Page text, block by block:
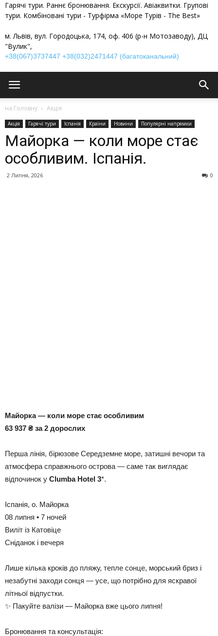
Гарячі тури. Раннє бронювання. Екскурсії. Авіаквитки. Групові
тури. Комбіновані тури - Турфірма «Море Турів - The Best»
м. Львів, вул. Городоцька, 174, оф. 406 (р-н Мотозаводу), ДЦ
"Вулик",
+38(067)3737447 +38(032)2471447 (багатоканальний)
на Головну Акція
Акція Гарячі тури Іспанія Країни Новини Популярні напрямки
Майорка — коли море стає
особливим. Іспанія.
2 Липня, 2026 0
Майорка — коли море стає особливим
63 937 ₴ за 2 дорослих
Перша лінія, бірюзове Середземне море, затишні вечори та
атмосфера справжнього острова — саме так виглядає
відпочинок у Clumba Hotel 3*.
Іспанія, о. Майорка
08 липня • 7 ночей
Виліт із Катовіце
Сніданок і вечеря
Лише кілька кроків до пляжу, тепле сонце, морський бриз і
незабутні заходи сонця — усе, що потрібно для яскравої
літньої відпустки.
✨ Пакуйте валізи — Майорка вже цього липня!
Бронювання та консультація: